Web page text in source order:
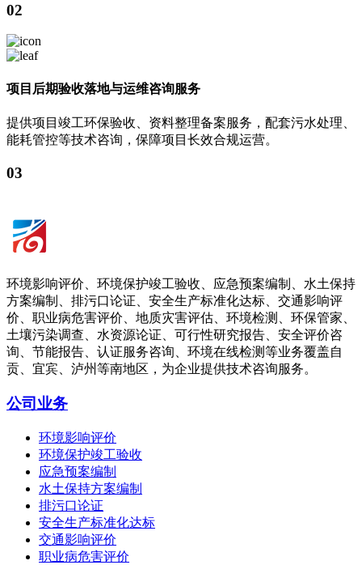
02
项目后期验收落地与运维咨询服务
提供项目竣工环保验收、资料整理备案服务，配套污水处理、
能耗管控等技术咨询，保障项目长效合规运营。
03
环境影响评价、环境保护竣工验收、应急预案编制、水土保持
方案编制、排污口论证、安全生产标准化达标、交通影响评
价、职业病危害评价、地质灾害评估、环境检测、环保管家、
土壤污染调查、水资源论证、可行性研究报告、安全评价咨
询、节能报告、认证服务咨询、环境在线检测等业务覆盖自
贡、宜宾、泸州等南地区，为企业提供技术咨询服务。
公司业务
环境影响评价
环境保护竣工验收
应急预案编制
水土保持方案编制
排污口论证
安全生产标准化达标
交通影响评价
职业病危害评价